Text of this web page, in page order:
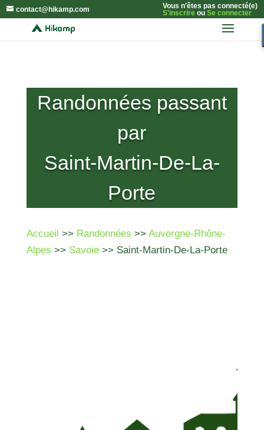
contact@hikamp.com
Vous n'êtes pas connecté(e)
S'inscrireou Se connecter
Randonnées passant
par
Saint-Martin-De-La-
Porte
Accueil >> Randonnées >> Auvergne-Rhône-
Alpes >> Savoie>> Saint-Martin-De-La-Porte